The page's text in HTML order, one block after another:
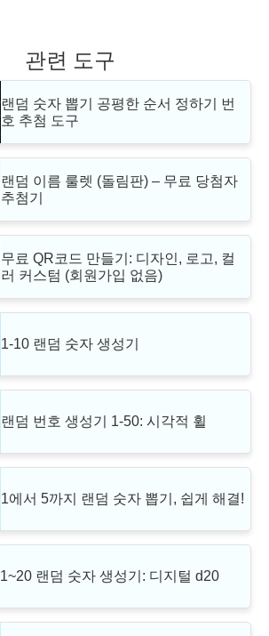
관련 도구
랜덤 숫자 뽑기 공평한 순서 정하기 번
호 추첨 도구
랜덤 이름 룰렛 (돌림판) – 무료 당첨자
추첨기
무료 QR코드 만들기: 디자인, 로고, 컬
러 커스텀 (회원가입 없음)
1-10 랜덤 숫자 생성기
랜덤 번호 생성기 1-50: 시각적 휠
1에서 5까지 랜덤 숫자 뽑기, 쉽게 해결!
1~20 랜덤 숫자 생성기: 디지털 d20